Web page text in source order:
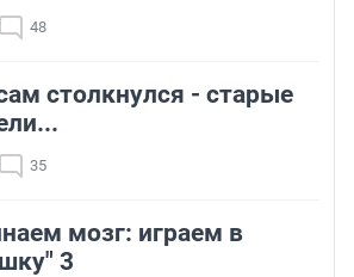
48
столкнулся - старые
35
мозг: играем в
3